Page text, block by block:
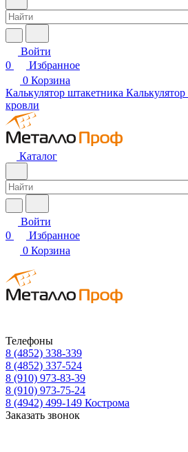
Войти
0
Избранное
0 Корзина
Калькулятор штакетника Калькулятор
кровли
Каталог
Войти
0
Избранное
0 Корзина
Телефоны
8 (4852) 338-339
8 (4852) 337-524
8 (910) 973-83-39
8 (910) 973-75-24
8 (4942) 499-149 Кострома
Заказать звонок